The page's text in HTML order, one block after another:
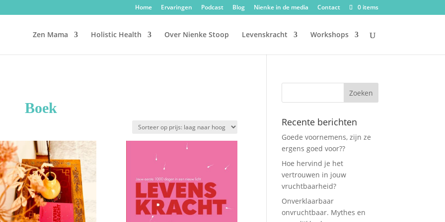
Home Ervaringen Podcast Blog Nienke in de media Contact 0 items
Zen Mama Holistic Health Over Nienke Stoop Levenskracht Workshops
Boek
Recente berichten
Goede voornemens, zijn ze
ergens goed voor??
Hoe hervind je het
vertrouwen in jouw
vruchtbaarheid?
Onverklaarbaar
onvruchtbaar. Mythes en